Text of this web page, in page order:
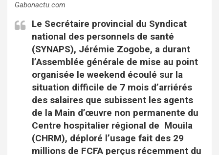
Gabonactu.com
Le Secrétaire provincial du Syndicat
national des personnels de santé
(SYNAPS), Jérémie Zogobe, a durant
l’Assemblée générale de mise au point
organisée le weekend écoulé sur la
situation difficile de 7 mois d’arriérés
des salaires que subissent les agents
de la Main d’œuvre non permanente du
Centre hospitalier régional de Mouila
(CHRM), déploré l’usage fait des 29
millions de FCFA perçus récemment du